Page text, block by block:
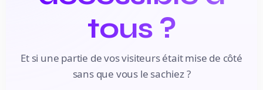
tous ?
Et si une partie de vos visiteurs était mise de côté
sans que vous le sachiez ?